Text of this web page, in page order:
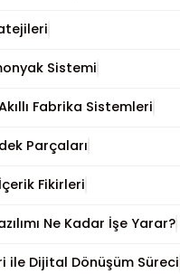
Sistemi
Fabrika Sistemleri
Parçaları
Fikirleri
Ne Kadar İşe Yarar?
ile Dijital Dönüşüm Süreci